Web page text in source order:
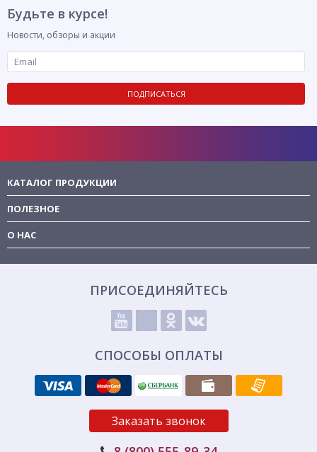
Будьте в курсе!
Новости, обзоры и акции
ПОДПИСАТЬСЯ
КАТАЛОГ ПРОДУКЦИИ
ПОЛЕЗНОЕ
О НАС
ПРИСОЕДИНЯЙТЕСЬ
СПОСОБЫ ОПЛАТЫ
Заказать звонок